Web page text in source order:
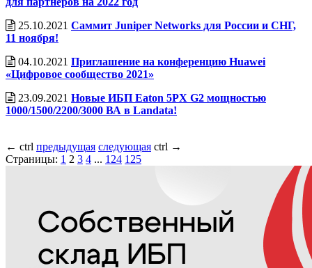
25.10.2021 Саммит Juniper Networks для России и СНГ,
11 ноября!
04.10.2021 Приглашение на конференцию Huawei
«Цифровое сообщество 2021»
23.09.2021 Новые ИБП Eaton 5PX G2 мощностью
1000/1500/2200/3000 ВА в Landata!
← ctrl предыдущая следующая ctrl →
Страницы: 1 2 3 4 ... 124 125